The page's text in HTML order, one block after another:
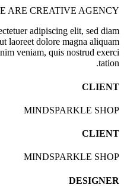
ARE CREATIVE AGENCY
adipiscing elit, sed diam
laoreet dolore magna aliquam
veniam, quis nostrud exerci
tation.
CLIENT
MINDSPARKLE SHOP
CLIENT
MINDSPARKLE SHOP
DESIGNER